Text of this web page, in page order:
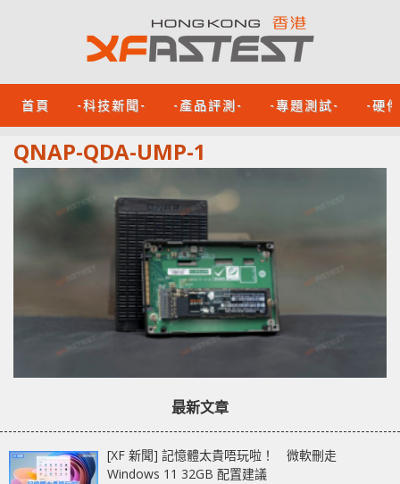
首頁 -科技新聞- -產品評測- -專題測試- -硬
QNAP-QDA-UMP-1
最新文章
[XF 新聞] 記憶體太貴唔玩啦！ 微軟刪走
Windows 11 32GB 配置建議